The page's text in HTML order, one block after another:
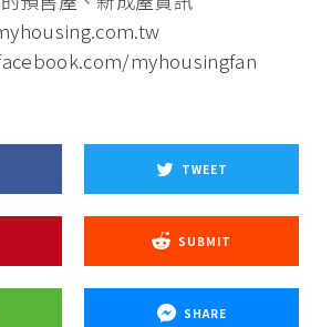
myhousingfan
TWEET
SUBMIT
SHARE